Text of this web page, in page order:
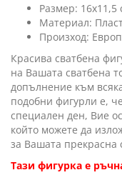
Размер: 16х11,5
Материал:
Произход:
Красива сватбена
на Вашата сватбена
допълнение към
подобни фигурли е,
специален ден, Вие
който можете да
за Вашата прекрасна
Тази фигурка е